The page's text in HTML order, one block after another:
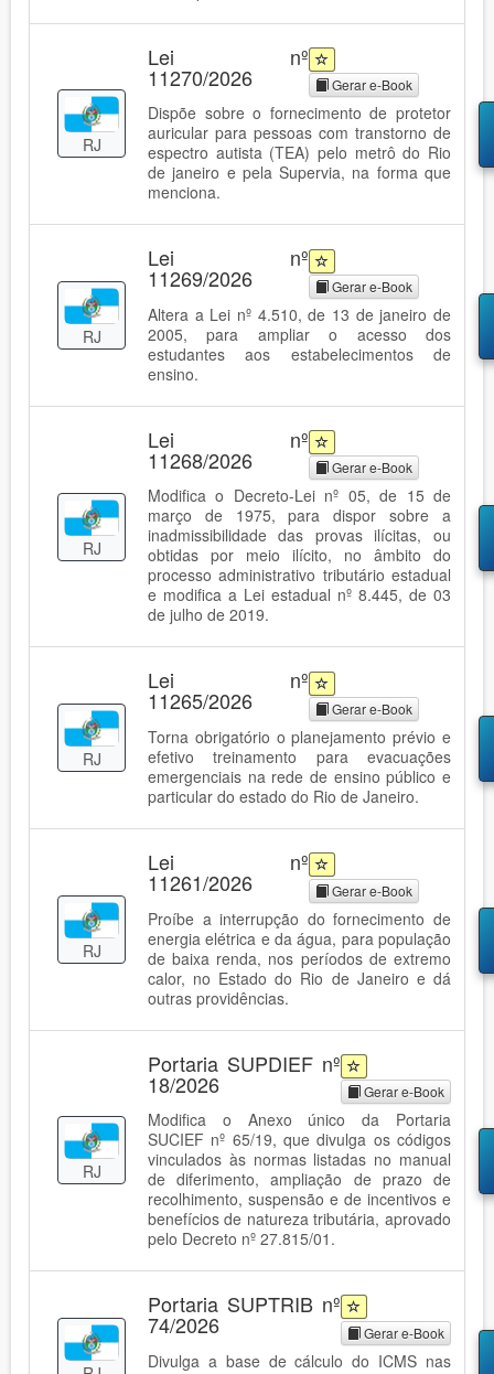
RJ
Lei nº
11270/2026 Gerar e-Book
Dispõe sobre o fornecimento de protetor
auricular para pessoas com transtorno de
espectro autista (TEA) pelo metrô do Rio
de janeiro e pela Supervia, na forma que
menciona.
RJ
Lei nº
11269/2026 Gerar e-Book
Altera a Lei nº 4.510, de 13 de janeiro de
2005, para ampliar o acesso dos
estudantes aos estabelecimentos de
ensino.
RJ
Lei nº
11268/2026 Gerar e-Book
Modifica o Decreto-Lei nº 05, de 15 de
março de 1975, para dispor sobre a
inadmissibilidade das provas ilícitas, ou
obtidas por meio ilícito, no âmbito do
processo administrativo tributário estadual
e modifica a Lei estadual nº 8.445, de 03
de julho de 2019.
RJ
Lei nº
11265/2026 Gerar e-Book
Torna obrigatório o planejamento prévio e
efetivo treinamento para evacuações
emergenciais na rede de ensino público e
particular do estado do Rio de Janeiro.
RJ
Lei nº
11261/2026 Gerar e-Book
Proíbe a interrupção do fornecimento de
energia elétrica e da água, para população
de baixa renda, nos períodos de extremo
calor, no Estado do Rio de Janeiro e dá
outras providências.
RJ
Portaria SUPDIEF nº
18/2026 Gerar e-Book
Modifica o Anexo único da Portaria
SUCIEF nº 65/19, que divulga os códigos
vinculados às normas listadas no manual
de diferimento, ampliação de prazo de
recolhimento, suspensão e de incentivos e
benefícios de natureza tributária, aprovado
pelo Decreto nº 27.815/01.
Portaria SUPTRIB nº
74/2026 Gerar e-Book
Divulga a base de cálculo do ICMS nas